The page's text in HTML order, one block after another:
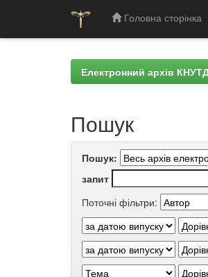
Головна сторінка
Електронний архів
Пошук
Пошук:
запит
Поточні фільтри: